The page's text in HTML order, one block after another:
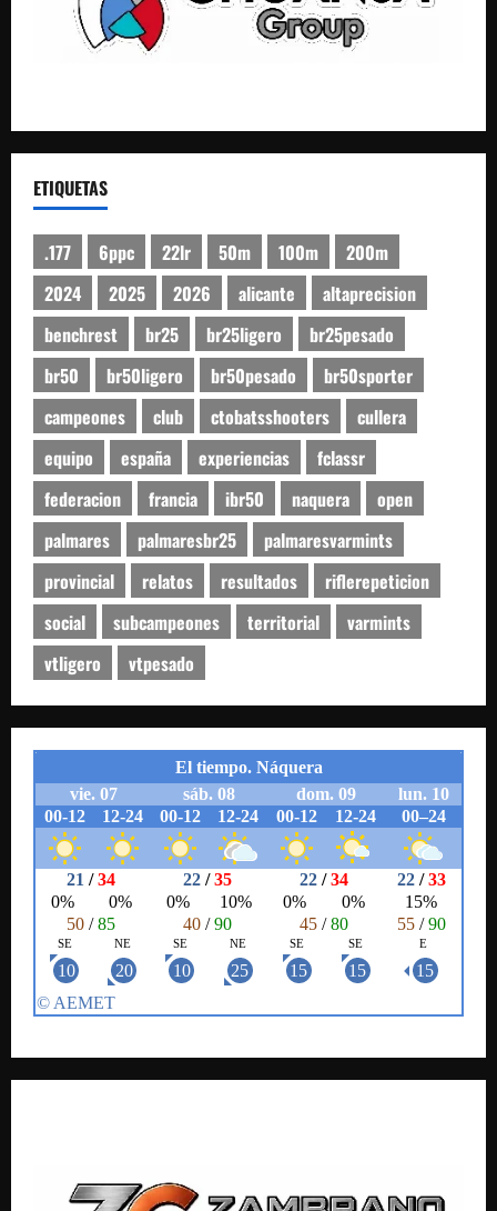
ETIQUETAS
.177 6ppc 22lr 50m 100m
200m
2024
2025 2026 alicante
altaprecision
benchrest
br25 br25ligero
br25pesado
br50
br50ligero br50pesado
br50sporter
campeones
club ctobatsshooters
cullera
equipo
españa experiencias
fclassr
federacion
francia ibr50 naquera
open
palmares
palmaresbr25
palmaresvarmints
provincial
relatos resultados
riflerepeticion
social
subcampeones territorial
varmints
vtligero
vtpesado